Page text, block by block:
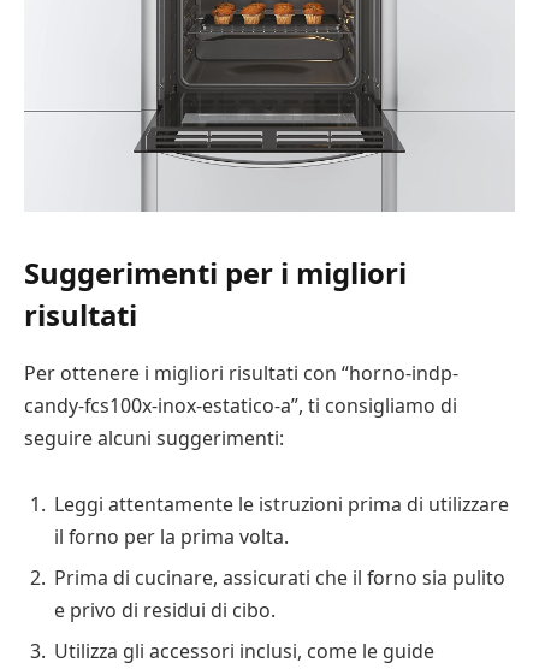
Suggerimenti per i migliori
risultati
Per ottenere i migliori risultati con “horno-indp-
candy-fcs100x-inox-estatico-a”, ti consigliamo di
seguire alcuni suggerimenti:
Leggi attentamente le istruzioni prima di utilizzare
il forno per la prima volta.
Prima di cucinare, assicurati che il forno sia pulito
e privo di residui di cibo.
Utilizza gli accessori inclusi, come le guide